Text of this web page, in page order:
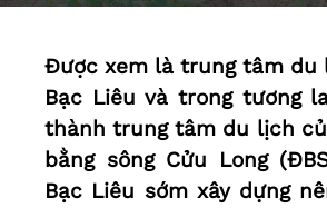
Được xem là trung tâm du
Bạc Liêu và trong tương
thành trung tâm du lịch
bằng sông Cửu Long
Bạc Liêu sớm xây dựng